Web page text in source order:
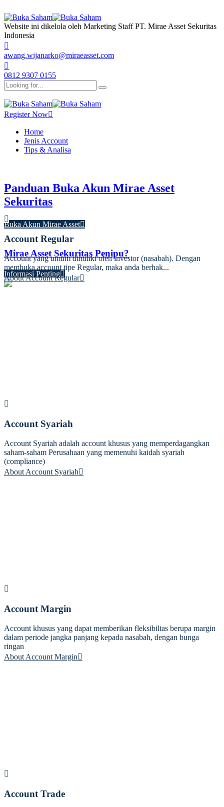
Website ini dikelola oleh Marketing Staff PT. Mirae Asset Sekuritas
Indonesia
awang.wijanarko@miraeasset.com
0812 9307 0155
Register Now
Home
Jenis Account
Tips & Analisa
Panduan Buka Akun Mirae Asset
Sekuritas
Buka Akun Mirae Asset
BUKA SAHAM
Mirae Asset Sekuritas Penipu?
Informasi Penting
Account Regular
Account yang umum dimiliki oleh investor (nasabah). Dengan
membuka account tipe Regular, maka anda berhak...
About Account Regular
Account Syariah
Account Syariah adalah account khusus yang memperdagangkan
saham-saham Perusahaan yang memenuhi kaidah syariah
(compliance)
About Account Syariah
Account Margin
Account khusus yang dapat memberikan fleksibiltas berupa margin
dalam periode jangka panjang kepada nasabah, dengan bunga
ringan
About Account Margin
Account Trade